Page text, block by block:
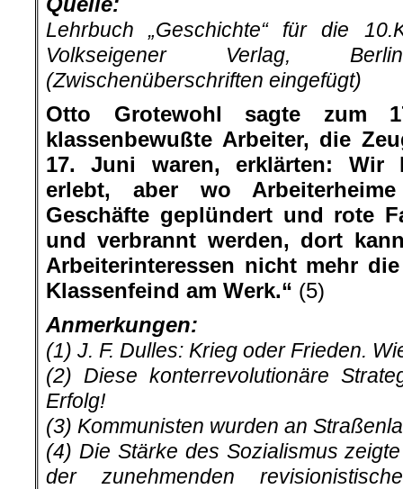
Otto Grotewohl sagte zum
klassenbewußte Arbeiter, die
17. Juni waren, erklärten: Wir
erlebt, aber wo
Geschäfte geplündert und rote
und verbrannt werden, dort
Arbeiterinteressen nicht mehr
Klassenfeind am Werk.“(5)
Anmerkungen:
(1) J. F. Dulles: Krieg oder Frieden.
(2) Diese konterrevolutionäre
Erfolg!
(3) Kommunisten wurden an
(4) Die Stärke des Sozialismus
der zunehmenden
XX.Parteitag der KPdSU eine
sozialistischen Länder nicht möglich
(5) Otto Grotewohl: Im Kampf
Demokratische Republik – Reden